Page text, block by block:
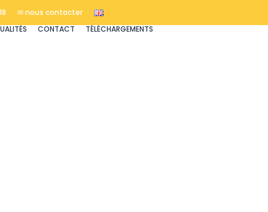
✉ nous contacter
CONTACT TÉLÉCHARGEMENTS